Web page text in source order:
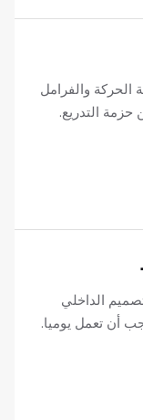
الحركة والفرامل
حزمة التدريع.
الداخلي
أن تعمل يوميا.